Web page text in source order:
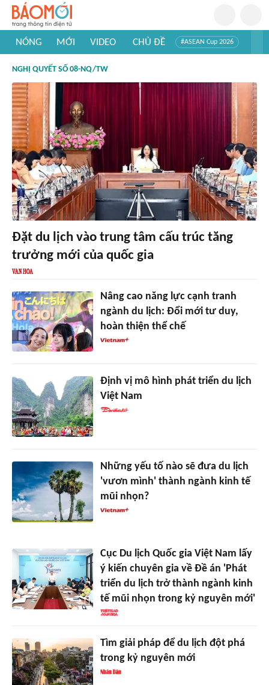
NÓNG MỚI VIDEO CHỦ ĐỀ #ASEAN Cup 2026
#Khám phá thế giới
NGHỊ QUYẾT SỐ 08-NQ/TW
Đặt du lịch vào trung tâm cấu trúc tăng
trưởng mới của quốc gia
Nâng cao năng lực cạnh tranh
ngành du lịch: Đổi mới tư duy,
hoàn thiện thể chế
Định vị mô hình phát triển du lịch
Việt Nam
Những yếu tố nào sẽ đưa du lịch
'vươn mình' thành ngành kinh tế
mũi nhọn?
Cục Du lịch Quốc gia Việt Nam lấy
ý kiến chuyên gia về Đề án 'Phát
triển du lịch trở thành ngành kinh
tế mũi nhọn trong kỷ nguyên mới'
Tìm giải pháp để du lịch đột phá
trong kỷ nguyên mới